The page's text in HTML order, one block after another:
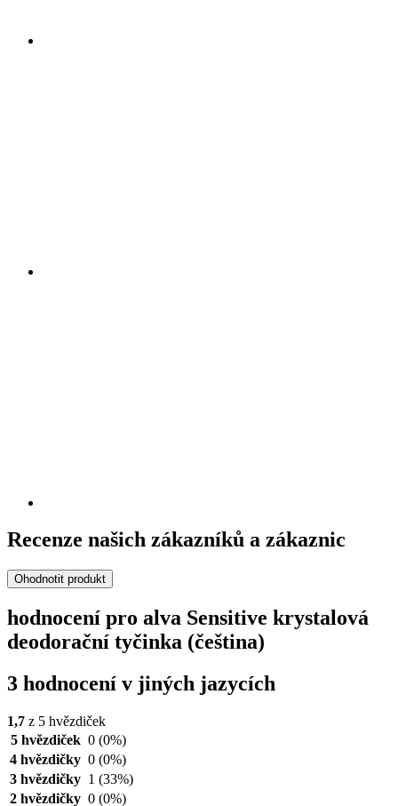
Recenze našich zákazníků a zákaznic
Ohodnotit produkt
hodnocení pro alva Sensitive krystalová
deodorační tyčinka (čeština)
3 hodnocení v jiných jazycích
1,7 z 5 hvězdiček
5 hvězdiček 0 (0%)
4 hvězdičky 0 (0%)
3 hvězdičky 1 (33%)
2 hvězdičky 0 (0%)